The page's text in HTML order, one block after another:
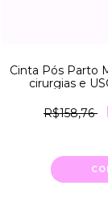
Cinta Pós Parto
cirurgias e
R$158,76